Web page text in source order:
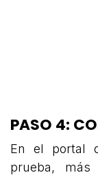
PASO 4:
En el portal
prueba,